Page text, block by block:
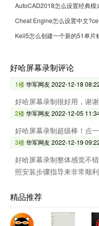
AutoCAD2018怎么设置经典
Cheat Engine怎么设置中文
好哈屏幕录制评论
1楼华军网友2022-12-18
好哈屏幕录制很好用，谢谢
2楼华军网友2022-12-05
好哈屏幕录制超级棒！点
3楼华军网友2022-12-19
好哈屏幕录制整体感觉不
照安装步骤指导来非常顺利
精品推荐